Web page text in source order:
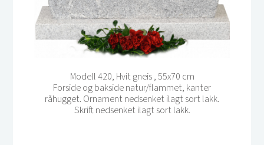
Modell 420, Hvit gneis , 55x70 cm
Forside og bakside natur/flammet, kanter
råhugget. Ornament nedsenket ilagt sort lakk.
Skrift nedsenket ilagt sort lakk.